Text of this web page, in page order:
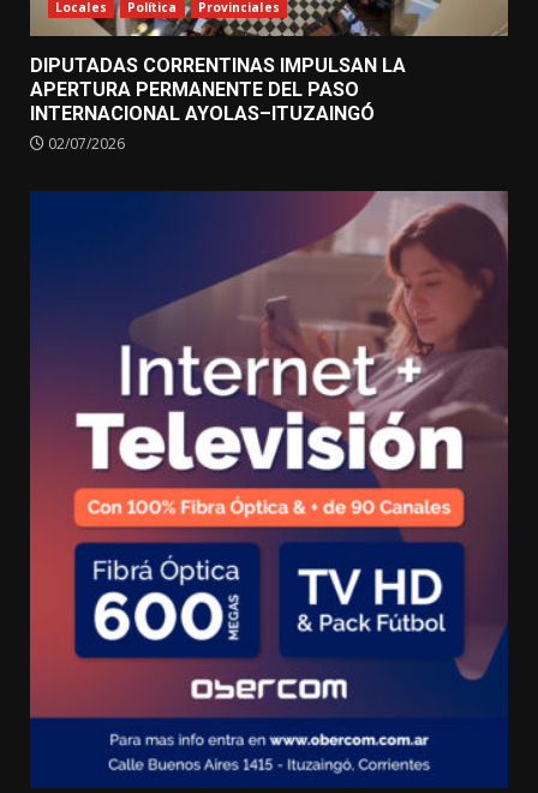
Locales Política Provinciales
DIPUTADAS CORRENTINAS IMPULSAN LA
APERTURA PERMANENTE DEL PASO
INTERNACIONAL AYOLAS–ITUZAINGÓ
02/07/2026